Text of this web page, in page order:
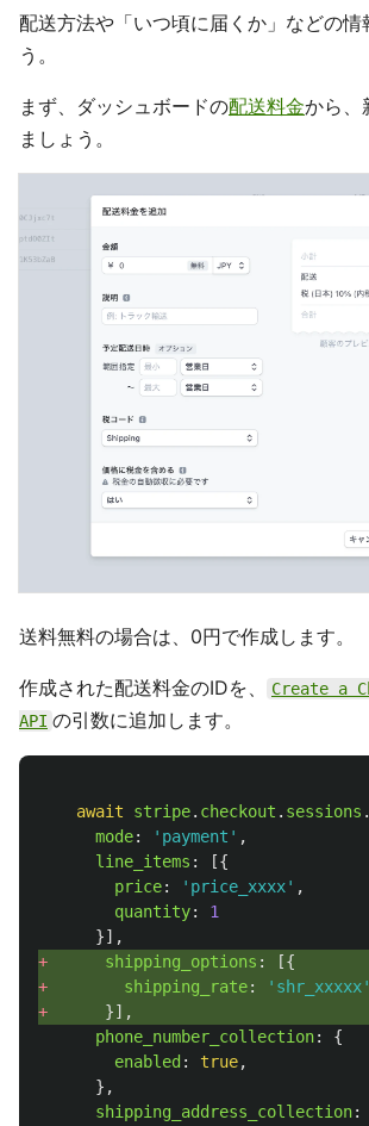
配送方法や「いつ頃に届くか」などの情
う。
まず、ダッシュボードの配送料金から、
ましょう。
送料無料の場合は、0円で作成します。
作成された配送料金のIDを、
Create a
API の引数に追加します。
await stripe. checkout . sessions .
mode: ' payment ' ,
line_items :
[{
price: ' price_xxxx' ,
quantity:
1
}],
+
shipping_options :
[{
+
shipping_rate: ' shr_xxxxx'
+
}],
phone_number_collection:
{
enabled : true,
},
shipping_address_collection: